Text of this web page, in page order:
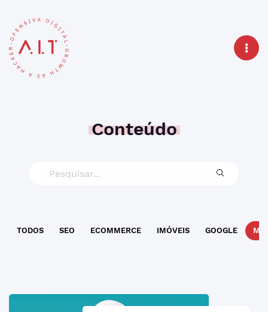
Conteúdo
TODOS SEO ECOMMERCE IMÓVEIS GOOGLE